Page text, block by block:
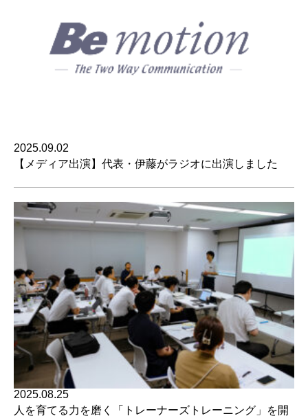
2025.09.02
【メディア出演】代表・伊藤がラジオに出演しました
2025.08.25
人を育てる力を磨く「トレーナーズトレーニング」を開